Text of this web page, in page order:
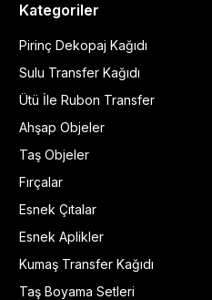
Kategoriler
Pirinç Dekopaj Kağıdı
Sulu Transfer Kağıdı
Ütü İle Rubon Transfer
Ahşap Objeler
Taş Objeler
Fırçalar
Esnek Çıtalar
Esnek Aplikler
Kumaş Transfer Kağıdı
Taş Boyama Setleri